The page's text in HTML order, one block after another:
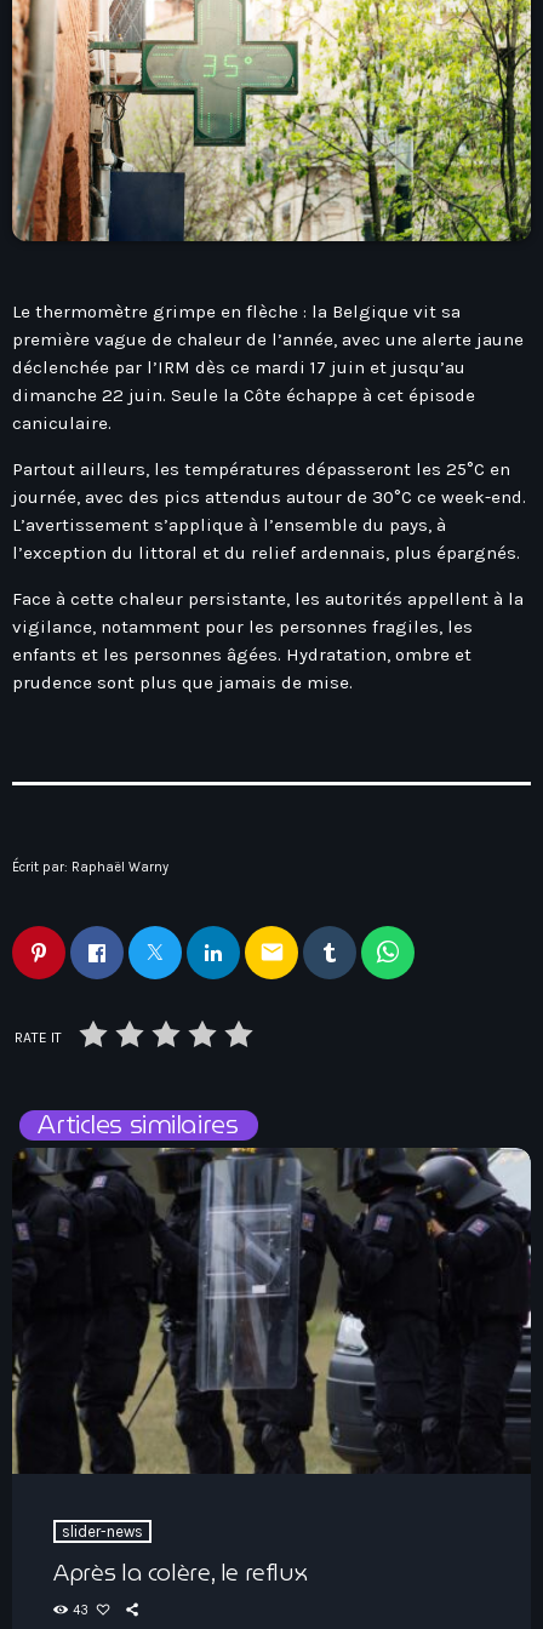
play_arrow Seven Ile-De-France
Love Like Fun
News
keyboard_arrow_down
Bourgogne-Franche-Comté
Bretagne
Centre-Val De Loire
Corse
Grand-Est
Hauts-De-France
Île-De-France
La Réunion
Normandie
Podcasts
Mixstation
L’équipe
Contact
Contacts
Le thermomètre grimpe en flèche : la Belgique vit sa
première vague de chaleur de l’année, avec une alerte jaune
déclenchée par l’IRM dès ce mardi 17 juin et jusqu’au
dimanche 22 juin. Seule la Côte échappe à cet épisode
caniculaire.
Partout ailleurs, les températures dépasseront les 25°C en
journée, avec des pics attendus autour de 30°C ce week-end.
L’avertissement s’applique à l’ensemble du pays, à
l’exception du littoral et du relief ardennais, plus épargnés.
Face à cette chaleur persistante, les autorités appellent à la
vigilance, notamment pour les personnes fragiles, les
enfants et les personnes âgées. Hydratation, ombre et
prudence sont plus que jamais de mise.
Écrit par: Raphaël Warny
email
RATE IT
Articles similaires
slider-news
Après la colère, le reflux
43